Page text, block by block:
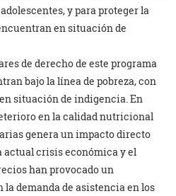
y para proteger la
en situación de
de derecho de este programa
bajo la línea de pobreza, con
situación de indigencia. En
en la calidad nutricional
genera un impacto directo
actual crisis económica y el
han provocado un
demanda de asistencia en los